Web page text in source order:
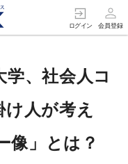
exit_to_app
ログイン
person_outline
会員登録
、社会人コ
人が考え
像」とは？